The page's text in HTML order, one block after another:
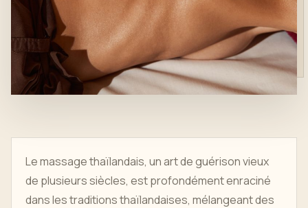
Le massage thaïlandais, un art de guérison vieux
de plusieurs siècles, est profondément enraciné
dans les traditions thaïlandaises, mélangeant des